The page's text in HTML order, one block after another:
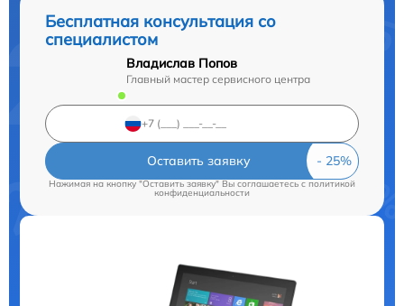
Бесплатная консультация со
специалистом
Владислав Попов
Главный мастер сервисного центра
Оставить заявку
Нажимая на кнопку "Оставить заявку" Вы соглашаетесь cполитикой
конфиденциальности